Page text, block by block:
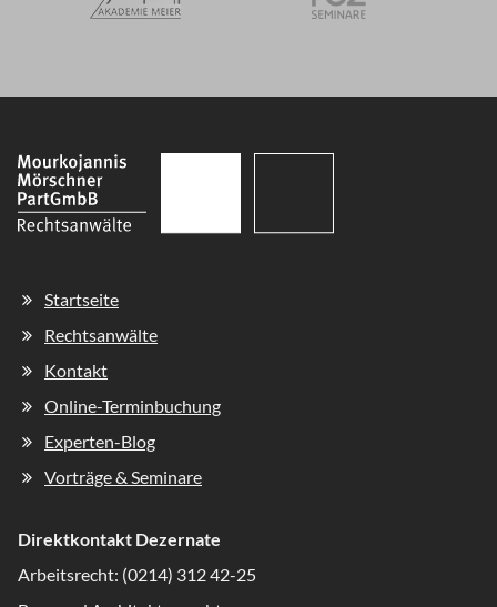
Navigation
Startseite
Rechtsanwälte
Kontakt
Online-Terminbuchung
Experten-Blog
Vorträge & Seminare
Direktkontakt Dezernate
Arbeitsrecht: (0214) 312 42-25